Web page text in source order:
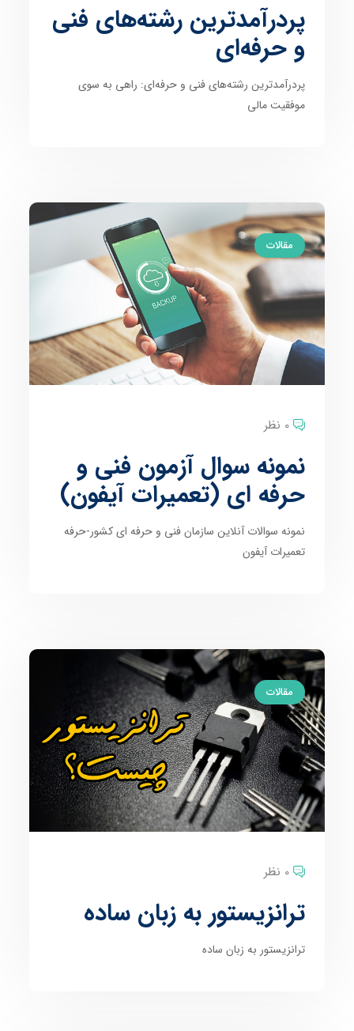
پردرآمدترین رشته‌های فنی
و حرفه‌ای
پردرآمدترین رشته‌های فنی و حرفه‌ای: راهی به سوی
موفقیت مالی
مقالات
0 نظر
نمونه سوال آزمون فنی و
حرفه ای (تعمیرات آیفون)
نمونه سوالات آنلاین سازمان فنی و حرفه ای کشور-حرفه
تعمیرات آیفون
مقالات
0 نظر
ترانزیستور به زبان ساده
ترانزیستور به زبان ساده